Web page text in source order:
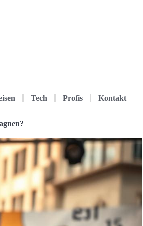
Tech Profis Kontakt